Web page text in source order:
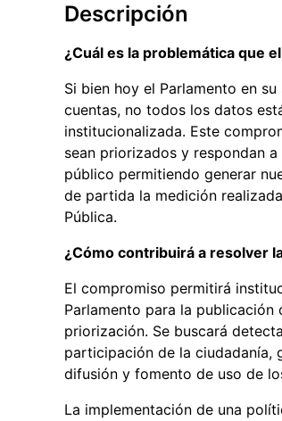
Descripción
¿Cuál es la problemática que
Si bien hoy el Parlamento en
cuentas, no todos los datos
institucionalizada. Este
sean priorizados y respondan
público permitiendo generar
de partida la medición
Pública.
¿Cómo contribuirá a resolver
El compromiso permitirá
Parlamento para la
priorización. Se buscará
participación de la ciudadanía,
difusión y fomento de uso de
La implementación de una